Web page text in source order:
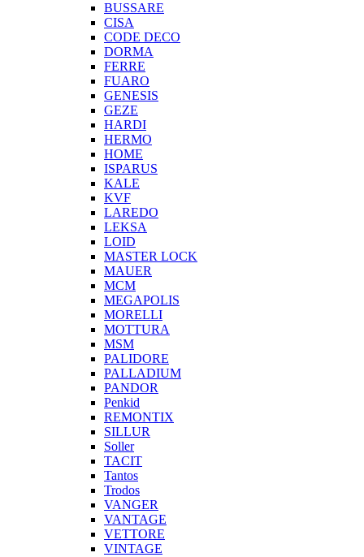
BUSSARE
CISA
CODE DECO
DORMA
FERRE
FUARO
GENESIS
GEZE
HARDI
HERMO
HOMЕ
ISPARUS
KALE
KVF
LAREDO
LEKSA
LOID
MASTER LOCK
MAUER
MCM
MEGAPOLIS
MORELLI
MOTTURA
MSM
PALIDORE
PALLADIUM
PANDOR
Penkid
REMONTIX
SILLUR
Soller
TACIT
Tantos
Trodos
VANGER
VANTAGE
VETTORE
VINTAGE